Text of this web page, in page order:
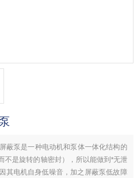
蔽泵是一种电动机和泵体一体化结构的
不是旋转的轴密封），所以能做到*无泄
其电机自身低噪音，加之屏蔽泵低故障